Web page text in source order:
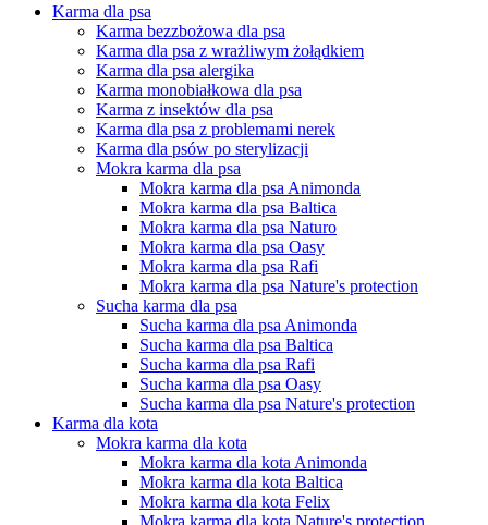
Karma dla psa
Karma bezzbożowa dla psa
Karma dla psa z wrażliwym żołądkiem
Karma dla psa alergika
Karma monobiałkowa dla psa
Karma z insektów dla psa
Karma dla psa z problemami nerek
Karma dla psów po sterylizacji
Mokra karma dla psa
Mokra karma dla psa Animonda
Mokra karma dla psa Baltica
Mokra karma dla psa Naturo
Mokra karma dla psa Oasy
Mokra karma dla psa Rafi
Mokra karma dla psa Nature's protection
Sucha karma dla psa
Sucha karma dla psa Animonda
Sucha karma dla psa Baltica
Sucha karma dla psa Rafi
Sucha karma dla psa Oasy
Sucha karma dla psa Nature's protection
Karma dla kota
Mokra karma dla kota
Mokra karma dla kota Animonda
Mokra karma dla kota Baltica
Mokra karma dla kota Felix
Mokra karma dla kota Nature's protection